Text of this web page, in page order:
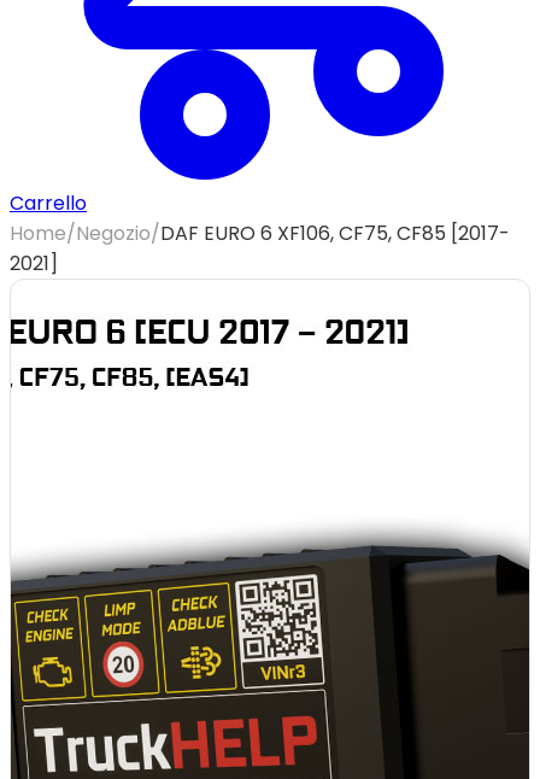
Carrello
Home/Negozio/DAF EURO 6 XF106, CF75, CF85 [2017-
2021]